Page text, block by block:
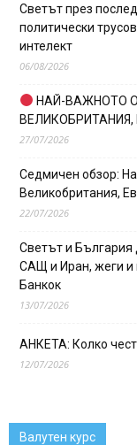
Светът през
политически
интелект
06/08/2026
НАЙ-ВАЖНОТО
27/07/2026
Седмичен обзор:
Великобритания,
22/07/2026
Светът и България
САЩ и Иран, жеги и
Банкок
13/07/2026
АНКЕТА: Колко
12/07/2026
Валутен курс